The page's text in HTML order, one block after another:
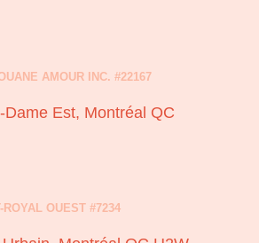
AMOUR INC. #22167
Dame Est, Montréal QC
OUEST #7234